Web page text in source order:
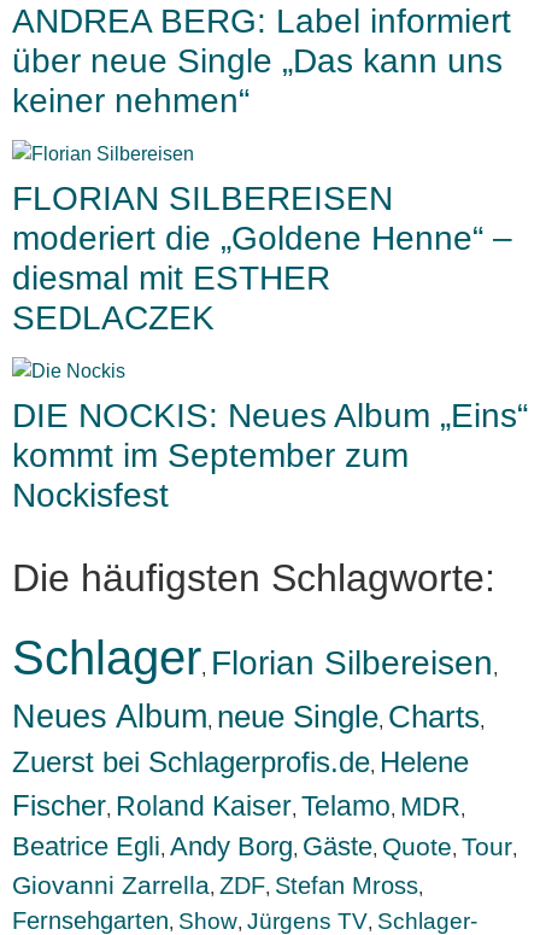
ANDREA BERG: Label informiert
über neue Single „Das kann uns
keiner nehmen“
FLORIAN SILBEREISEN
moderiert die „Goldene Henne“ –
diesmal mit ESTHER
SEDLACZEK
DIE NOCKIS: Neues Album „Eins“
kommt im September zum
Nockisfest
Die häufigsten Schlagworte:
Schlager, Florian Silbereisen,
Neues Album, neue Single, Charts,
Zuerst bei Schlagerprofis.de, Helene
Fischer, Roland Kaiser, Telamo, MDR,
Beatrice Egli, Andy Borg, Gäste, Quote, Tour,
Giovanni Zarrella, ZDF, Stefan Mross,
Fernsehgarten, Show, Jürgens TV, Schlager-